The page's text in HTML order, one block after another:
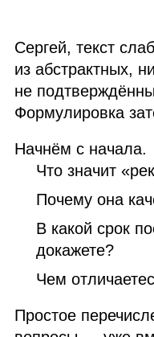
Сергей, текст
из абстрактных,
не
Формулировка
Начнём с начала.
Что значит
Почему она
В какой срок
докажете?
Чем
Простое